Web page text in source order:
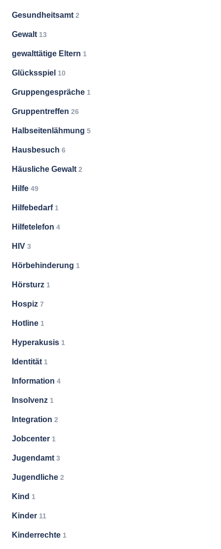
Gesundheitsamt 2
Gewalt 13
gewalttätige Eltern 1
Glücksspiel 10
Gruppengespräche 1
Gruppentreffen 26
Halbseitenlähmung 5
Hausbesuch 6
Häusliche Gewalt 2
Hilfe 49
Hilfebedarf 1
Hilfetelefon 4
HIV 3
Hörbehinderung 1
Hörsturz 1
Hospiz 7
Hotline 1
Hyperakusis 1
Identität 1
Information 4
Insolvenz 1
Integration 2
Jobcenter 1
Jugendamt 3
Jugendliche 2
Kind 1
Kinder 11
Kinderrechte 1